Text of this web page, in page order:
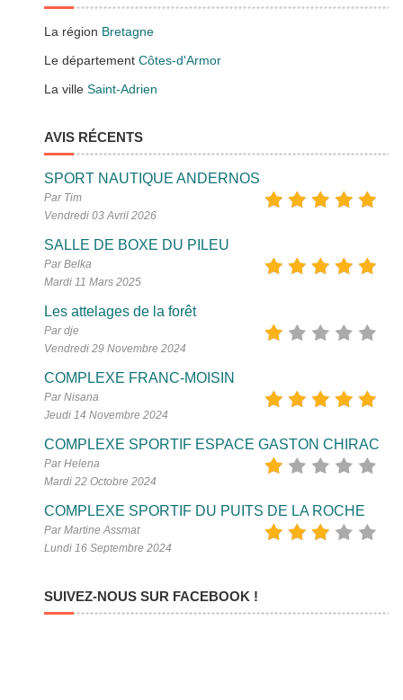
La région Bretagne
Le départementCôtes-d'Armor
La villeSaint-Adrien
AVIS RÉCENTS
SPORT NAUTIQUE ANDERNOS
Par Tim
Vendredi 03 Avril 2026
SALLE DE BOXE DU PILEU
Par Belka
Mardi 11 Mars 2025
Les attelages de la forêt
Par dje
Vendredi 29 Novembre 2024
COMPLEXE FRANC-MOISIN
Par Nisana
Jeudi 14 Novembre 2024
COMPLEXE SPORTIF ESPACE GASTON CHIRAC
Par Helena
Mardi 22 Octobre 2024
COMPLEXE SPORTIF DU PUITS DE LA ROCHE
Par Martine Assmat
Lundi 16 Septembre 2024
SUIVEZ-NOUS SUR FACEBOOK !